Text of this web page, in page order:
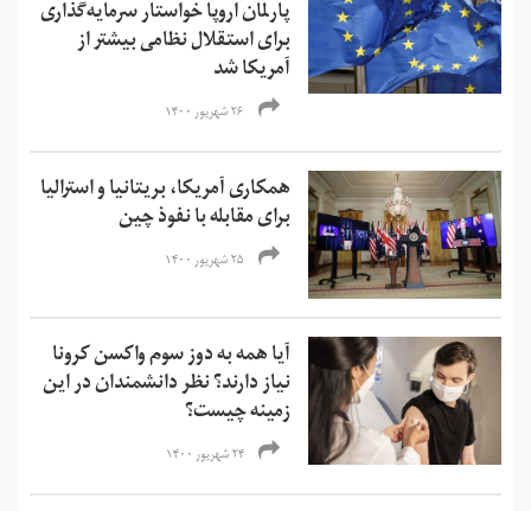
پارلمان اروپا خواستار سرمایه‌گذاری
برای استقلال نظامی بیشتر از
آمریکا شد
۲۶ شهریور ۱۴۰۰
همکاری آمریکا، بریتانیا و استرالیا
برای مقابله با نفوذ چین
۲۵ شهریور ۱۴۰۰
آیا همه به دوز سوم واکسن کرونا
نیاز دارند؟ نظر دانشمندان در این
زمینه چیست؟
۲۴ شهریور ۱۴۰۰